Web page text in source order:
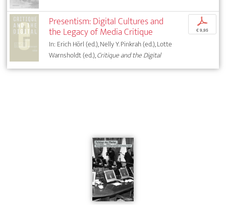
Presentism: Digital Cultures and
the Legacy of Media Critique
In: Erich Hörl (ed.), Nelly Y. Pinkrah (ed.), Lotte
Warnsholdt (ed.),Critique and the Digital
p
€ 9,95